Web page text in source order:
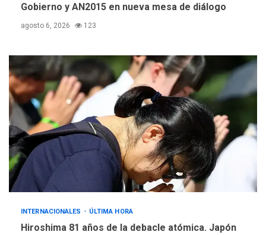
Gobierno y AN2015 en nueva mesa de diálogo
agosto 6, 2026 123
INTERNACIONALES ÚLTIMA HORA
Hiroshima 81 años de la debacle atómica. Japón